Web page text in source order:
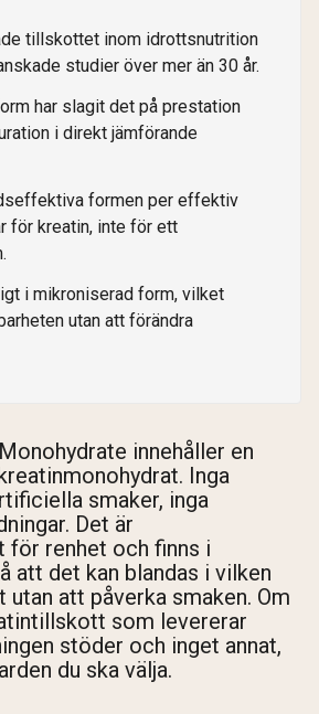
tillskottet inom idrottsnutrition
studier över mer än 30 år.
har slagit det på prestation
i direkt jämförande
formen per effektiv
för kreatin, inte för ett
i mikroniserad form, vilket
utan att förändra
innehåller en
Inga
smaker, inga
Det är
renhet och finns i
att det kan blandas i vilken
att påverka smaken. Om
som levererar
stöder och inget annat,
du ska välja.